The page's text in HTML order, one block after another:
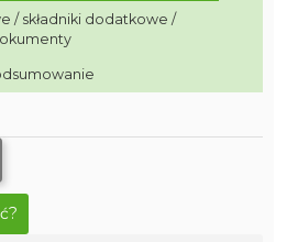
/ składniki dodatkowe /